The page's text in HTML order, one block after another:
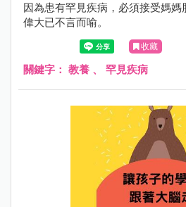
因為患有罕見疾病，必須接受媽
偉大已不言而喻。
收藏
關鍵字： 教養 、 罕見疾病